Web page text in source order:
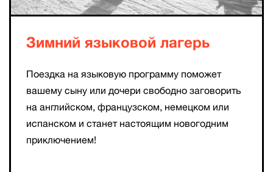
Зимний языковой лагерь
Поездка на языковую программу поможет
вашему сыну или дочери свободно заговорить
на английском, французском, немецком или
испанском и станет настоящим новогодним
приключением!